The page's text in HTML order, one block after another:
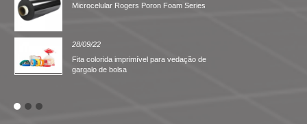
Microcelular Rogers Poron Foam Series
28/09/22
Fita colorida imprimível para vedação de
gargalo de bolsa